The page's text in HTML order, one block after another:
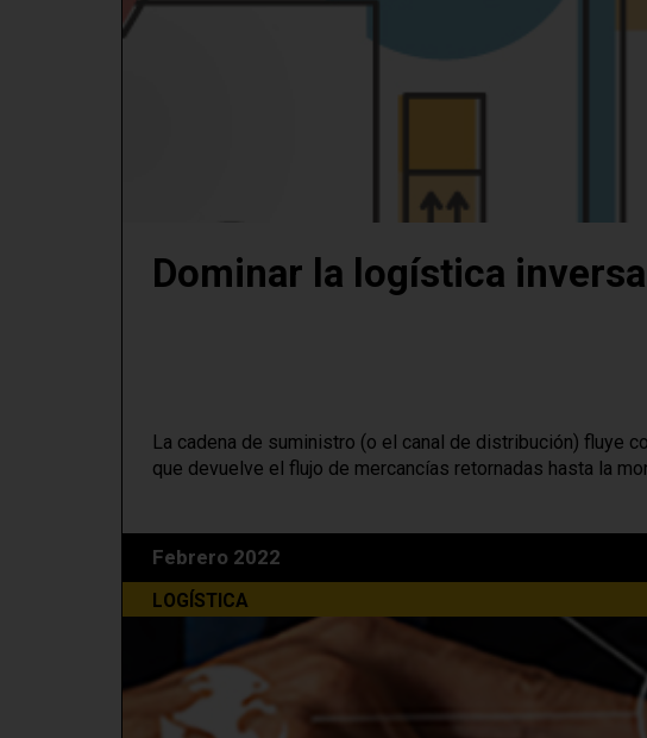
Dominar la logística
La cadena de suministro (o el canal de distribución) fluye
que devuelve el flujo de mercancías retornadas hasta la
Febrero 2022
LOGÍSTICA